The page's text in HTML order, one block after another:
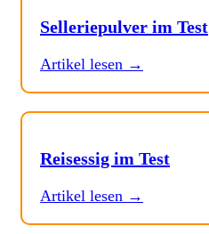
Selleriepulver im Test
Artikel lesen →
Reisessig im Test
Artikel lesen →